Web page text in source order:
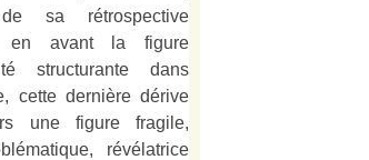
sa rétrospective
en avant la figure
structurante dans
cette dernière dérive
une figure fragile,
révélatrice